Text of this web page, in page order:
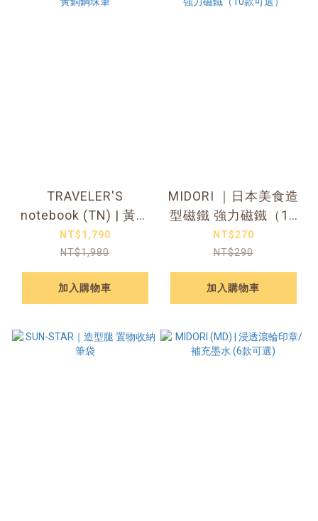
TRAVELER'S
notebook (TN) | 黃銅
鋼珠筆
NT$1,790
NT$1,980
加入購物車
MIDORI ｜日本美食造
型磁鐵 強力磁鐵（10
款可選）
NT$270
NT$290
加入購物車